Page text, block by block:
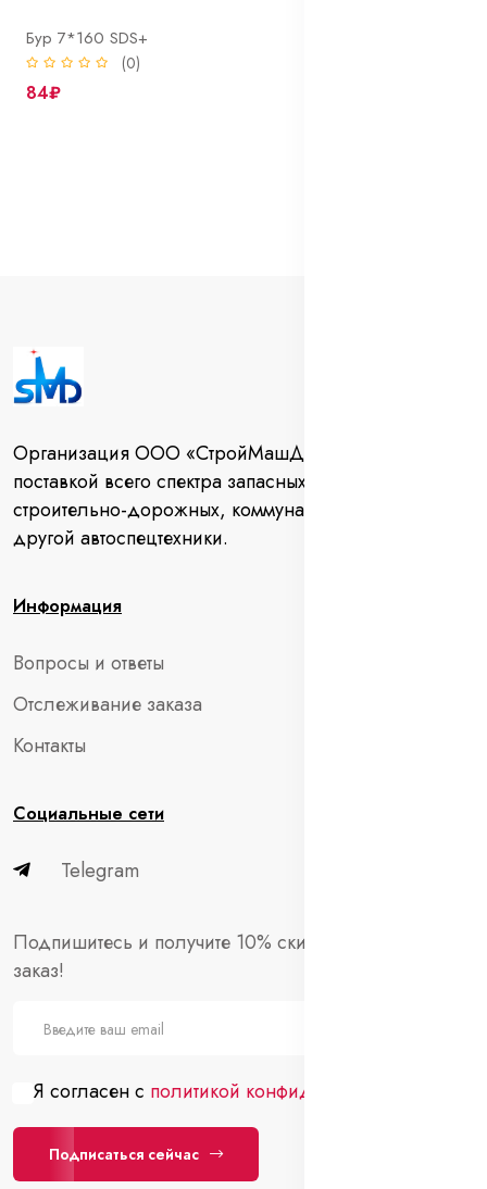
Бур 7*160 SDS+
(0)
84₽
Организация ООО «СтройМашДеталь» занимается
поставкой всего спектра запасных частей для
строительно-дорожных, коммунальных машин и
другой автоспецтехники.
Информация
Вопросы и ответы
Отслеживание заказа
Контакты
Социальные сети
Telegram
Подпишитесь и получите 10% скидки на первый
заказ!
Я согласен с политикой конфиденциальности
Подписаться сейчас